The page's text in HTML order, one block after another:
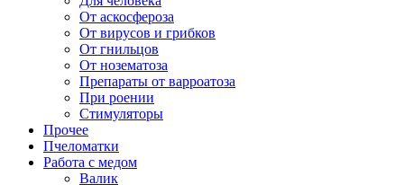
От аскосфероза
От вирусов и грибков
От гнильцов
От нозематоза
Препараты от варроатоза
При роении
Стимуляторы
Прочее
Пчеломатки
Работа с медом
Валик